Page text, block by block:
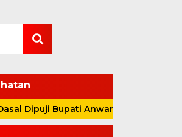
Bupati Anwar Sadat